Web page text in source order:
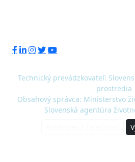
Technický prevádzkovateľ:
prostredia
Obsahový správca: Ministerstvo
Slovenská agentúra